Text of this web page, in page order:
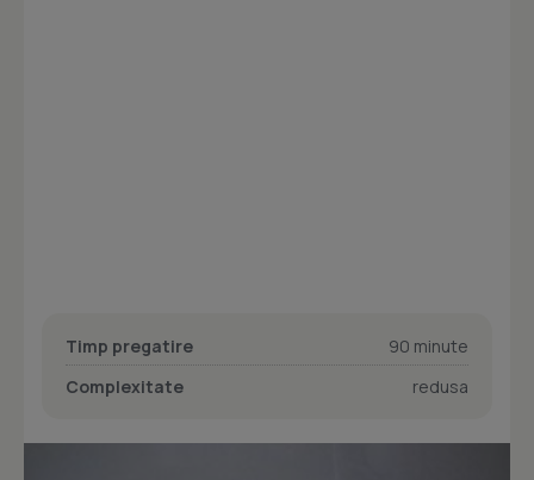
Timp pregatire
90 minute
Complexitate
redusa